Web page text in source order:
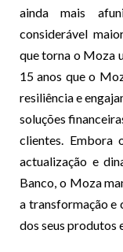
ainda mais
considerável
que torna o Moza
15 anos que o
resiliência e
soluções
clientes. Embora
actualização e
Banco, o Moza
a transformação e
dos seus produtos